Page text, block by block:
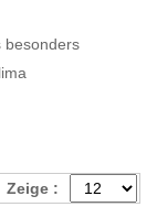
besonders
Zeige :